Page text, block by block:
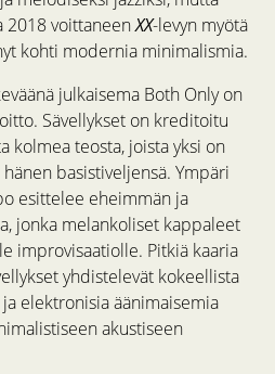
2018 voittaneenXX-levyn myötä
kohti modernia minimalismia.
julkaisema Both Only on
Sävellykset on kreditoitu
kolmea teosta, joista yksi on
basistiveljensä. Ympäri
esittelee eheimmän ja
jonka melankoliset kappaleet
improvisaatiolle. Pitkiä kaaria
yhdistelevät kokeellista
elektronisia äänimaisemia
akustiseen